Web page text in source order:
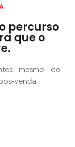
percurso
que o
mesmo do
venda: